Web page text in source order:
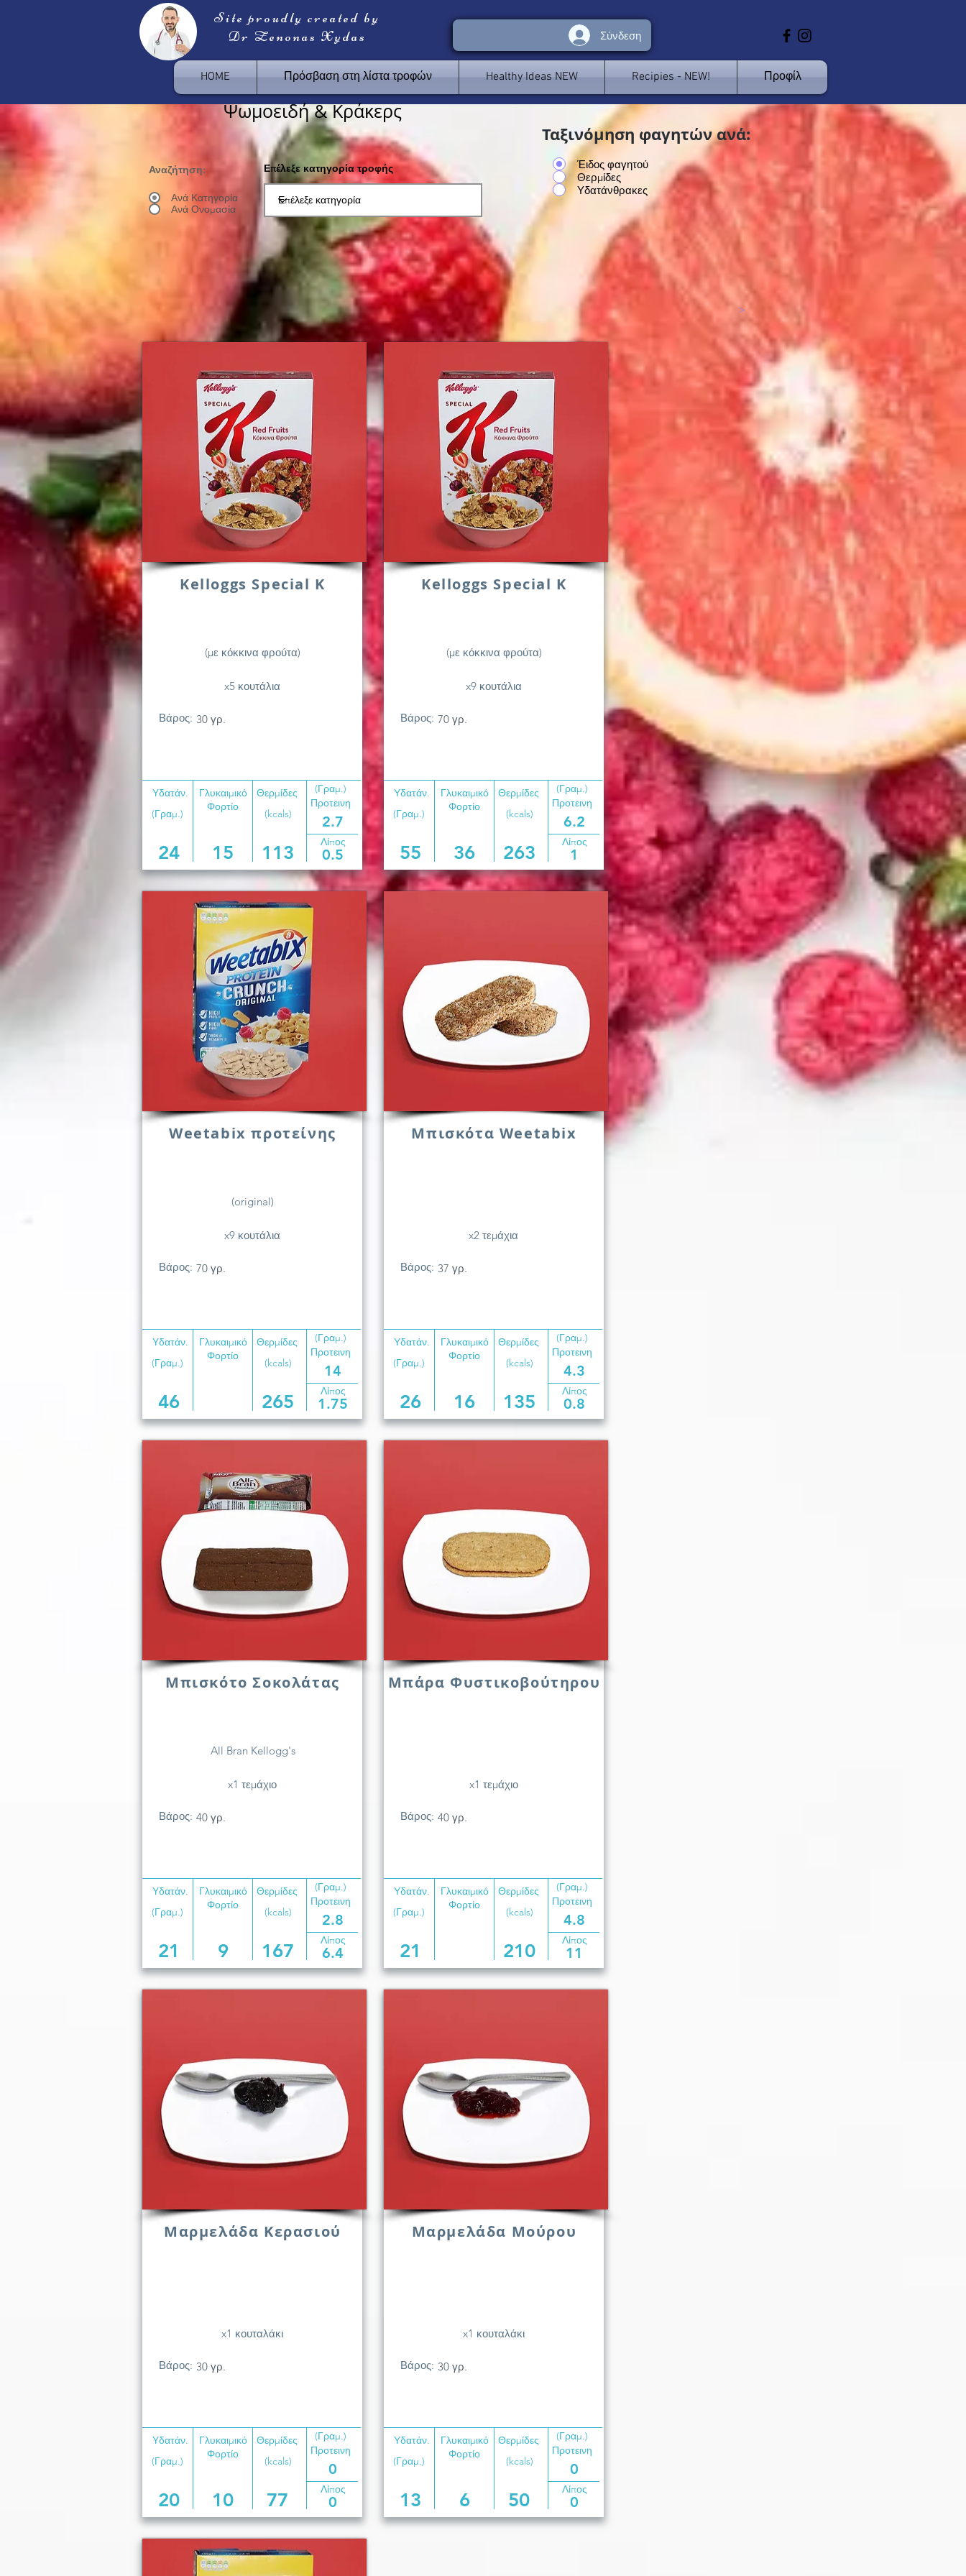
Site proudly created by
Dr Zenonas Xydas
Σύνδεση
HOME Πρόσβαση στη λίστα τροφών Healthy Ideas NEW Recipies - NEW! Προφίλ
Ψωμοειδή & Κράκερς
Επέλεξε κατηγορία τροφής
Αναζήτηση:
Ανά Κατηγορία
Ανά Ονομασία
Έιδος φαγητού
Θερμίδες
Υδατάνθρακες
Ταξινόμηση φαγητών ανά:
< >
Kelloggs Special K
(με κόκκινα φρούτα)
x5 κουτάλια
Βάρος: 30 γρ.
Υδατάν.
Γλυκαιμικό
Φορτίο
(Γραμ.)
Θερμίδες
(kcals)
Προτεινη
2.7
(Γραμ.)
24 15 113 Λίπος
0.5
Weetabix προτείνης
(original)
x9 κουτάλια
Βάρος: 70 γρ.
Υδατάν.
Γλυκαιμικό
Φορτίο
(Γραμ.)
Θερμίδες
(kcals)
Προτεινη
14
(Γραμ.)
46 265 Λίπος
1.75
Μπισκότο Σοκολάτας
All Bran Kellogg's
x1 τεμάχιο
Βάρος: 40 γρ.
Υδατάν.
Γλυκαιμικό
Φορτίο
(Γραμ.)
Θερμίδες
(kcals)
Προτεινη
2.8
(Γραμ.)
21 9 167 Λίπος
6.4
Μαρμελάδα Κερασιού
x1 κουταλάκι
Βάρος: 30 γρ.
Υδατάν.
Γλυκαιμικό
Φορτίο
(Γραμ.)
Θερμίδες
(kcals)
Προτεινη
0
(Γραμ.)
20 10 77 Λίπος
0
Kelloggs Special K
(με κόκκινα φρούτα)
x9 κουτάλια
Βάρος: 70 γρ.
Υδατάν.
Γλυκαιμικό
Φορτίο
(Γραμ.)
Θερμίδες
(kcals)
Προτεινη
6.2
(Γραμ.)
55 36 263 Λίπος
1
Μπισκότα Weetabix
x2 τεμάχια
Βάρος: 37 γρ.
Υδατάν.
Γλυκαιμικό
Φορτίο
(Γραμ.)
Θερμίδες
(kcals)
Προτεινη
4.3
(Γραμ.)
26 16 135 Λίπος
0.8
Μπάρα Φυστικοβούτηρου
x1 τεμάχιο
Βάρος: 40 γρ.
Υδατάν.
Γλυκαιμικό
Φορτίο
(Γραμ.)
Θερμίδες
(kcals)
Προτεινη
4.8
(Γραμ.)
21 210 Λίπος
11
Μαρμελάδα Μούρου
x1 κουταλάκι
Βάρος: 30 γρ.
Υδατάν.
Γλυκαιμικό
Φορτίο
(Γραμ.)
Θερμίδες
(kcals)
Προτεινη
0
(Γραμ.)
13 6 50 Λίπος
0